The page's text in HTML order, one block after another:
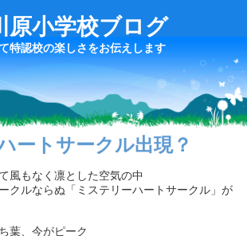
原小学校ブログ
特認校の楽しさをお伝えします
ートサークル出現？
風もなく凛とした空気の中
クルならぬ「ミステリーハートサークル」が
葉、今がピーク